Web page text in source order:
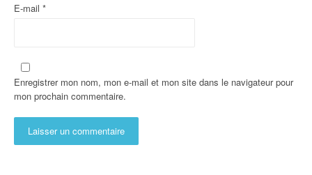
E-mail *
Enregistrer mon nom, mon e-mail et mon site dans le navigateur pour
mon prochain commentaire.